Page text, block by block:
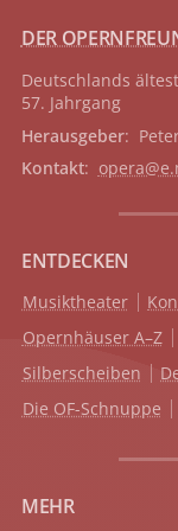
DER
Deutschlands
57. Jahrgang
Herausgeber:
Kontakt:
ENTDECKEN
Musiktheater
Opernhäuser A–Z
Silberscheiben
Die OF-Schnuppe
MEHR